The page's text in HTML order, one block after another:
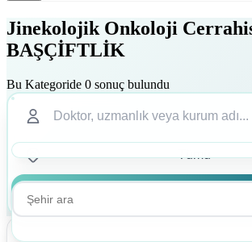
Jinekolojik Onkoloji
BAŞÇİFTLİK
Bu Kategoride 0 sonuç bulundu